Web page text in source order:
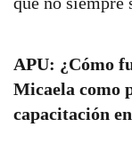
APU: ¿Cómo
Micaela como
capacitación